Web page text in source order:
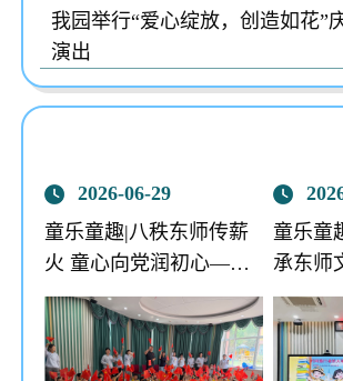
我园举行“爱心绽放，创造如花”
演出
2026-06-29
童乐童趣|八秩东师传薪
火 童心向党润初心——
苗苗组庆“七一”红色宣讲
暨家长助教活动
童乐童
承东
开展校